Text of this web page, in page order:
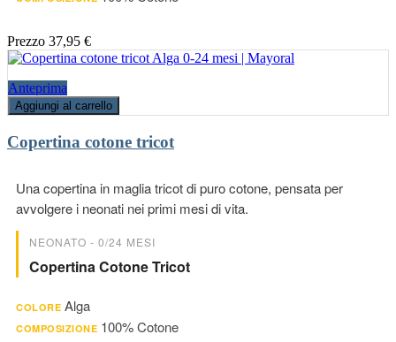
Prezzo 37,95 €
Anteprima
Aggiungi al carrello
Copertina cotone tricot
Una copertina in maglia tricot di puro cotone, pensata per
avvolgere i neonati nei primi mesi di vita.
NEONATO - 0/24 MESI
Copertina Cotone Tricot
COLORE Alga
COMPOSIZIONE 100% Cotone